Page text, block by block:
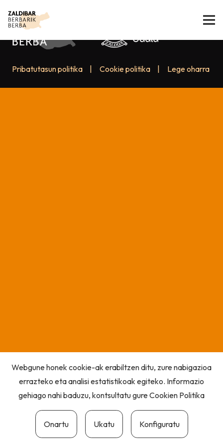
Pribatutasun politika Cookie politika Lege oharra
Webgune honek cookie-ak erabiltzen ditu, zure nabigazioa
errazteko eta analisi estatistikoak egiteko. Informazio
gehiago nahi baduzu, kontsultatu gureCookien Politika
Onartu Ukatu Konfiguratu